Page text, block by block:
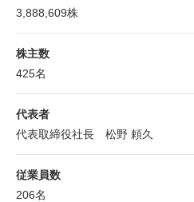
3,888,609株
株主数
425名
代表者
代表取締役社長 松野 頼久
従業員数
206名